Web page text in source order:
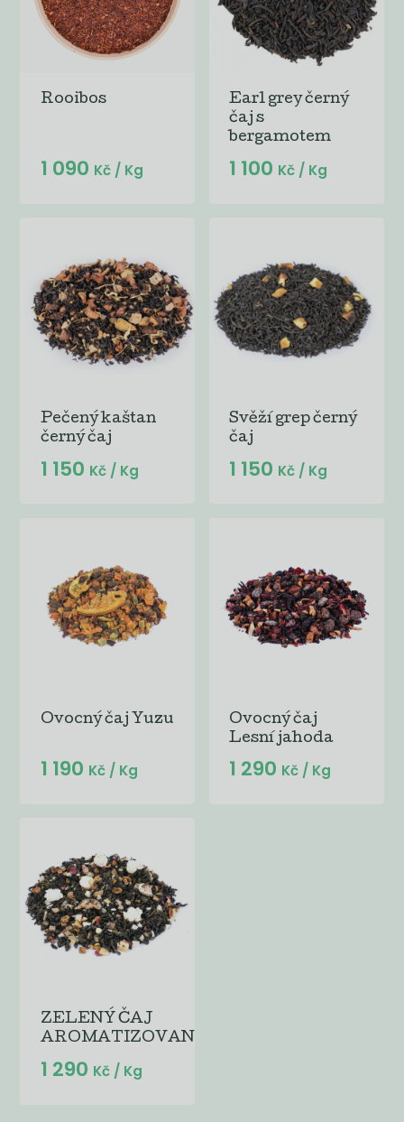
Rooibos
1 090 Kč / Kg
Earl grey černý
čaj s
bergamotem
1 100 Kč / Kg
Pečený kaštan
černý čaj
1 150 Kč / Kg
Svěží grep černý
čaj
1 150 Kč / Kg
Ovocný čaj Yuzu
1 190 Kč / Kg
Ovocný čaj
Lesní jahoda
1 290 Kč / Kg
ZELENÝ ČAJ
AROMATIZOVANÝ...
1 290 Kč / Kg